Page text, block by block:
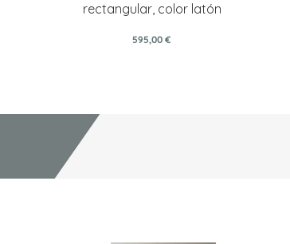
rectangular, color latón
595,00 €